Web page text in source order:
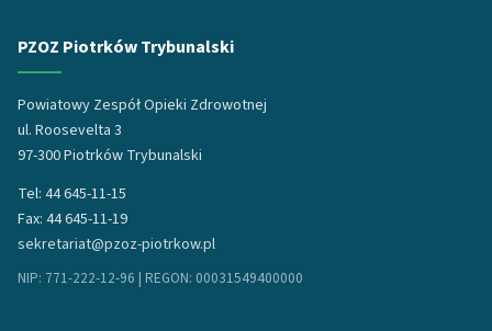
PZOZ Piotrków Trybunalski
Powiatowy Zespół Opieki Zdrowotnej
ul. Roosevelta 3
97-300 Piotrków Trybunalski
Tel: 44 645-11-15
Fax: 44 645-11-19
sekretariat@pzoz-piotrkow.pl
NIP: 771-222-12-96 | REGON: 00031549400000